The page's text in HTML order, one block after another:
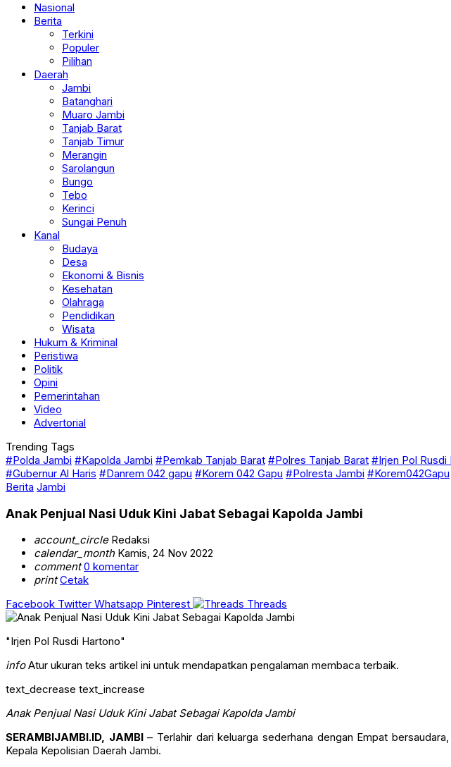
Nasional
Berita
Terkini
Populer
Pilihan
Daerah
Jambi
Batanghari
Muaro Jambi
Tanjab Barat
Tanjab Timur
Merangin
Sarolangun
Bungo
Tebo
Kerinci
Sungai Penuh
Kanal
Budaya
Desa
Ekonomi & Bisnis
Kesehatan
Olahraga
Pendidikan
Wisata
Hukum & Kriminal
Peristiwa
Politik
Opini
Pemerintahan
Video
Advertorial
Trending Tags
#Polda Jambi #Kapolda Jambi #Pemkab Tanjab Barat #Polres Tanjab Barat #Irjen Pol Rusdi
#Gubernur Al Haris #Danrem 042 gapu #Korem 042 Gapu #Polresta Jambi #Korem042Gapu
Berita Jambi
Anak Penjual Nasi Uduk Kini Jabat Sebagai Kapolda Jambi
account_circleRedaksi
calendar_monthKamis, 24 Nov 2022
comment 0 komentar
print Cetak
Facebook Twitter Whatsapp Pinterest Threads
"Irjen Pol Rusdi Hartono"
infoAtur ukuran teks artikel ini untuk mendapatkan pengalaman membaca terbaik.
text_decrease text_increase
Anak Penjual Nasi Uduk Kini Jabat Sebagai Kapolda Jambi
SERAMBIJAMBI.ID, JAMBI– Terlahir dari keluarga sederhana dengan Empat
Kepala Kepolisian Daerah Jambi.